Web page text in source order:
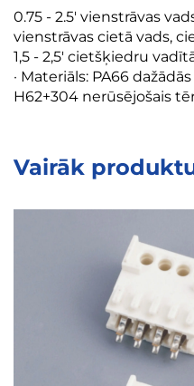
0.75 - 2.5' vienstrāvas
vienstrāvas cietā vads,
1,5 - 2,5' cietšķiedru
· Materiāls: PA66
H62+304 nerūsējošais
Vairāk